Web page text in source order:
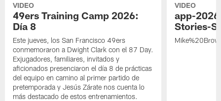
VIDEO
49ers Training Camp 2026:
Día 8
Este jueves, los San Francisco 49ers
conmemoraron a Dwight Clark con el 87 Day.
Exjugadores, familiares, invitados y
aficionados presenciaron el día 8 de prácticas
del equipo en camino al primer partido de
pretemporada y Jesús Zárate nos cuenta lo
más destacado de estos entrenamientos.
VIDEO
app-
Stories-